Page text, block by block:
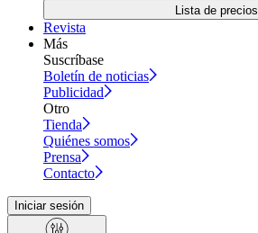
Lista de precios
Revista
Más
Suscríbase
Boletín de noticias
Publicidad
Otro
Tienda
Quiénes somos
Prensa
Contacto
Iniciar sesión